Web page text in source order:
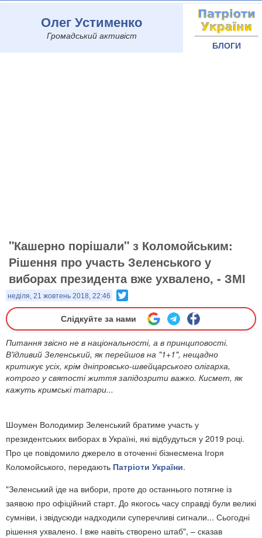
Олег Устименко
Громадський активіст
БЛОГИ
"Кашерно порішали" з Коломойським:
Рішення про участь Зеленського у
виборах президента вже ухвалено, - ЗМІ
неділя, 21 жовтень 2018, 22:46
Слідкуйте за нами
Питання звісно не в національності, а в принциповості.
В'їдливий Зеленський, як перейшов на "1+1", нещадно
критикує усіх, крім дніпровсько-швейцарського олігарха,
котрого у святості життя запідозрити важко. Кисмет, як
кажуть кримські татари...
Шоумен Володимир Зеленський братиме участь у
президентських виборах в Україні, які відбудуться у 2019 році.
Про це повідомило джерело в оточенні бізнесмена Ігоря
Коломойського, передають Патріоти України.
"Зеленський іде на вибори, проте до останнього потягне із
заявою про офіційний старт. До якогось часу справді були великі
сумніви, і звідусюди надходили суперечливі сигнали... Сьогодні
рішення ухвалено. І вже навіть створено штаб", – сказав